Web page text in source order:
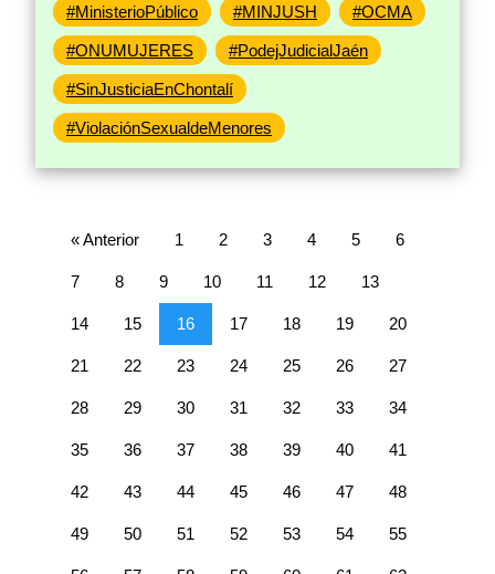
#MinisterioPúblico #MINJUSH #OCMA
#ONUMUJERES #PodejJudicialJaén
#SinJusticiaEnChontalí
#ViolaciónSexualdeMenores
« Anterior 1 2 3 4 5 6
7 8 9 10 11 12 13
14 15 16 17 18 19 20
21 22 23 24 25 26 27
28 29 30 31 32 33 34
35 36 37 38 39 40 41
42 43 44 45 46 47 48
49 50 51 52 53 54 55